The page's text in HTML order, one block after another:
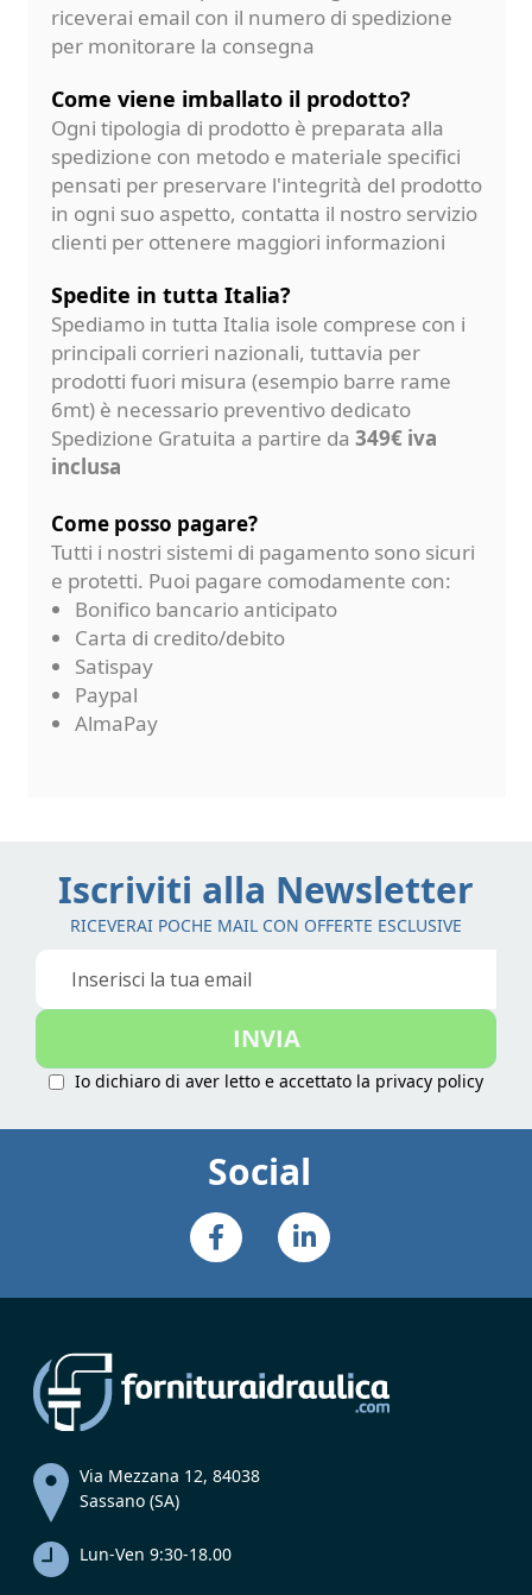
riceverai email con il numero di spedizione
per monitorare la consegna
Come viene imballato il prodotto?
Ogni tipologia di prodotto è preparata alla
spedizione con metodo e materiale specifici
pensati per preservare l'integrità del prodotto
in ogni suo aspetto, contatta il nostro servizio
clienti per ottenere maggiori informazioni
Spedite in tutta Italia?
Spediamo in tutta Italia isole comprese con i
principali corrieri nazionali, tuttavia per
prodotti fuori misura (esempio barre rame
6mt) è necessario preventivo dedicato
Spedizione Gratuita a partire da 349€ iva
inclusa
Come posso pagare?
Tutti i nostri sistemi di pagamento sono sicuri
e protetti. Puoi pagare comodamente con:
Bonifico bancario anticipato
Carta di credito/debito
Satispay
Paypal
AlmaPay
Iscriviti alla Newsletter
RICEVERAI POCHE MAIL CON OFFERTE ESCLUSIVE
Iscriviti
nostra
INVIA
Io dichiaro di aver letto e accettato la privacy policy
Social
Via Mezzana 12, 84038
Sassano (SA)
Lun-Ven 9:30-18.00